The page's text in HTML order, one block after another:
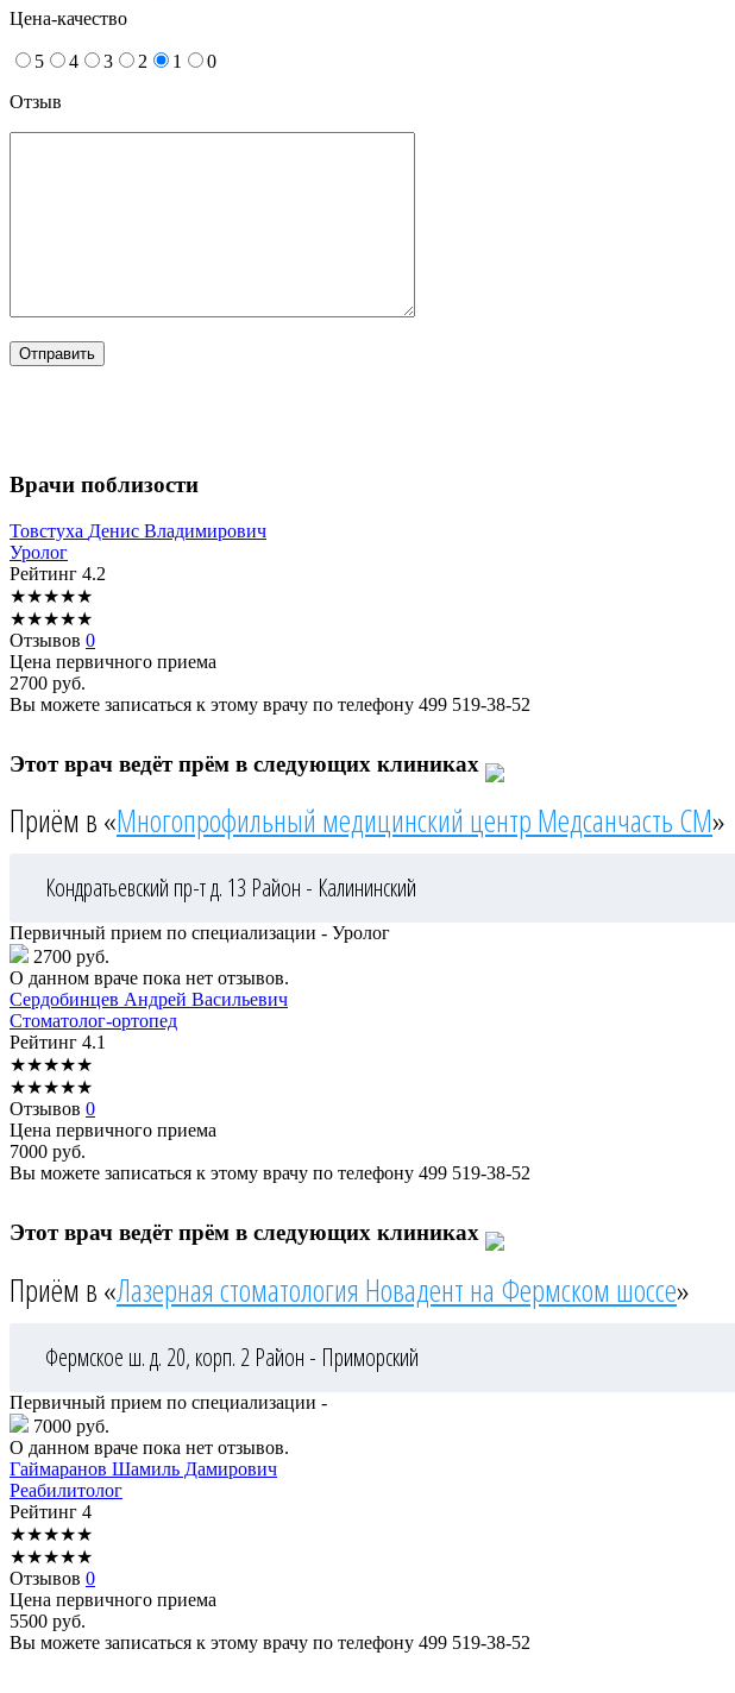
Цена-качество
5 4 3 2 1
0
Отзыв
Врачи поблизости
Товстуха Денис Владимирович
Уролог
Рейтинг 4.2
★★★★★
★★★★★
Отзывов 0
Цена первичного приема
2700 руб.
Вы можете записаться к этому врачу по телефону 499 519-38-52
Этот врач ведёт прём в следующих клиниках
Приём в «Многопрофильный медицинский центр Медсанчасть СМ»
Кондратьевский пр-т д. 13 Район - Калининский
Первичный прием по специализации - Уролог
2700 руб.
О данном враче пока нет отзывов.
Сердобинцев Андрей Васильевич
Стоматолог-ортопед
Рейтинг 4.1
★★★★★
★★★★★
Отзывов 0
Цена первичного приема
7000 руб.
Вы можете записаться к этому врачу по телефону 499 519-38-52
Этот врач ведёт прём в следующих клиниках
Приём в «Лазерная стоматология Новадент на Фермском шоссе»
Фермское ш. д. 20, корп. 2 Район - Приморский
Первичный прием по специализации -
7000 руб.
О данном враче пока нет отзывов.
Гаймаранов Шамиль Дамирович
Реабилитолог
Рейтинг 4
★★★★★
★★★★★
Отзывов 0
Цена первичного приема
5500 руб.
Вы можете записаться к этому врачу по телефону 499 519-38-52